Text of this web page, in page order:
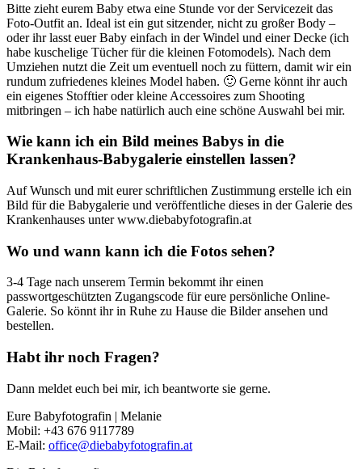
Bitte zieht eurem Baby etwa eine Stunde vor der Servicezeit das
Foto-Outfit an. Ideal ist ein gut sitzender, nicht zu großer Body –
oder ihr lasst euer Baby einfach in der Windel und einer Decke (ich
habe kuschelige Tücher für die kleinen Fotomodels). Nach dem
Umziehen nutzt die Zeit um eventuell noch zu füttern, damit wir ein
rundum zufriedenes kleines Model haben. 🙂 Gerne könnt ihr auch
ein eigenes Stofftier oder kleine Accessoires zum Shooting
mitbringen – ich habe natürlich auch eine schöne Auswahl bei mir.
Wie kann ich ein Bild meines Babys in die
Krankenhaus-Babygalerie einstellen lassen?
Auf Wunsch und mit eurer schriftlichen Zustimmung erstelle ich ein
Bild für die Babygalerie und veröffentliche dieses in der Galerie des
Krankenhauses unter www.diebabyfotografin.at
Wo und wann kann ich die Fotos sehen?
3-4 Tage nach unserem Termin bekommt ihr einen
passwortgeschützten Zugangscode für eure persönliche Online-
Galerie. So könnt ihr in Ruhe zu Hause die Bilder ansehen und
bestellen.
Habt ihr noch Fragen?
Dann meldet euch bei mir, ich beantworte sie gerne.
Eure Babyfotografin | Melanie
Mobil: +43 676 9117789
E-Mail: office@diebabyfotografin.at